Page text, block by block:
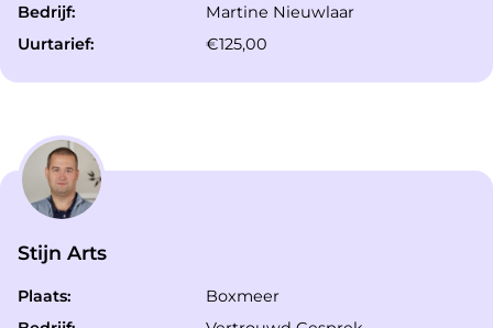
Bedrijf:
Martine Nieuwlaar
Uurtarief:
€125,00
Stijn Arts
Plaats:
Boxmeer